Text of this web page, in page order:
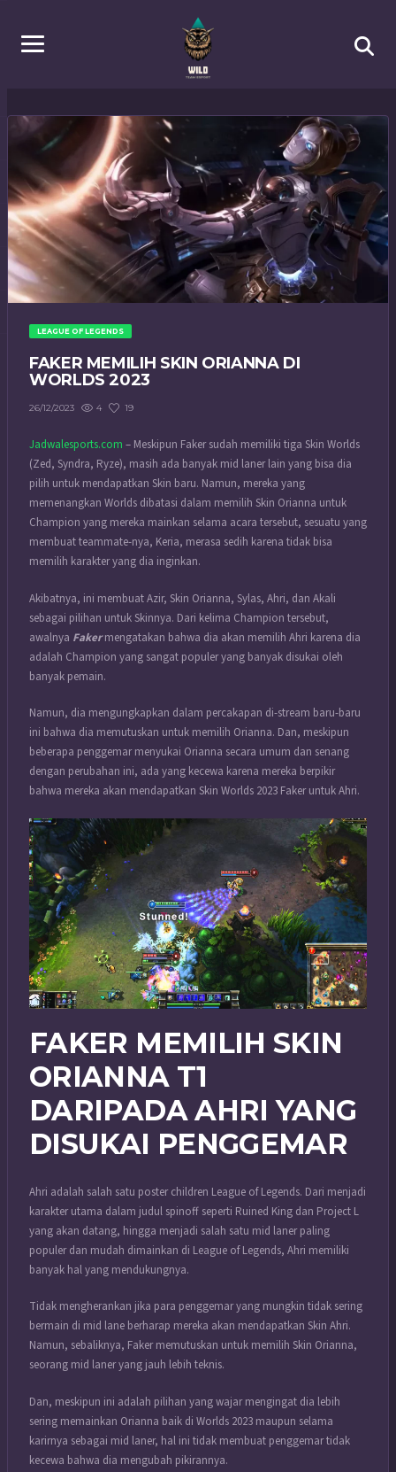
LEAGUE OF LEGENDS
FAKER MEMILIH SKIN ORIANNA DI
WORLDS 2023
26/12/2023 4 19
Jadwalesports.com – Meskipun Faker sudah memiliki tiga Skin Worlds
(Zed, Syndra, Ryze), masih ada banyak mid laner lain yang bisa dia
pilih untuk mendapatkan Skin baru. Namun, mereka yang
memenangkan Worlds dibatasi dalam memilih Skin Orianna untuk
Champion yang mereka mainkan selama acara tersebut, sesuatu yang
membuat teammate-nya, Keria, merasa sedih karena tidak bisa
memilih karakter yang dia inginkan.
Akibatnya, ini membuat Azir, Skin Orianna, Sylas, Ahri, dan Akali
sebagai pilihan untuk Skinnya. Dari kelima Champion tersebut,
awalnya Fakermengatakan bahwa dia akan memilih Ahri karena dia
adalah Champion yang sangat populer yang banyak disukai oleh
banyak pemain.
Namun, dia mengungkapkan dalam percakapan di-stream baru-baru
ini bahwa dia memutuskan untuk memilih Orianna. Dan, meskipun
beberapa penggemar menyukai Orianna secara umum dan senang
dengan perubahan ini, ada yang kecewa karena mereka berpikir
bahwa mereka akan mendapatkan Skin Worlds 2023 Faker untuk Ahri.
FAKER MEMILIH SKIN
ORIANNA T1
DARIPADA AHRI YANG
DISUKAI PENGGEMAR
Ahri adalah salah satu poster children League of Legends. Dari menjadi
karakter utama dalam judul spinoff seperti Ruined King dan Project L
yang akan datang, hingga menjadi salah satu mid laner paling
populer dan mudah dimainkan di League of Legends, Ahri memiliki
banyak hal yang mendukungnya.
Tidak mengherankan jika para penggemar yang mungkin tidak sering
bermain di mid lane berharap mereka akan mendapatkan Skin Ahri.
Namun, sebaliknya, Faker memutuskan untuk memilih Skin Orianna,
seorang mid laner yang jauh lebih teknis.
Dan, meskipun ini adalah pilihan yang wajar mengingat dia lebih
sering memainkan Orianna baik di Worlds 2023 maupun selama
karirnya sebagai mid laner, hal ini tidak membuat penggemar tidak
kecewa bahwa dia mengubah pikirannya.